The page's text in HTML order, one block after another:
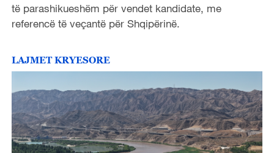
të parashikueshëm për vendet kandidate, me
referencë të veçantë për Shqipërinë.
LAJMET KRYESORE